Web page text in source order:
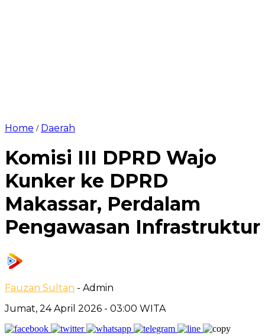
Home / Daerah
Komisi III DPRD Wajo
Kunker ke DPRD
Makassar, Perdalam
Pengawasan Infrastruktur
Fauzan Sultan - Admin
Jumat, 24 April 2026 - 03:00 WITA